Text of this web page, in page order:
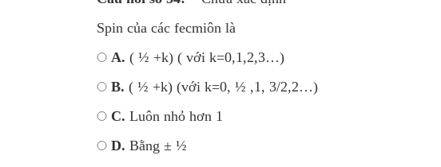
Spin của các fecmiôn là
A. ( ½ +k) ( với k=0,1,2,3…)
B. ( ½ +k) (với k=0, ½ ,1, 3/2,2…)
C. Luôn nhỏ hơn 1
D. Bằng ± ½